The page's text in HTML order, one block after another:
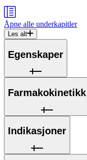
Åpne alle underkapitler
Les alt
Egenskaper
Farmakokinetikk
Indikasjoner